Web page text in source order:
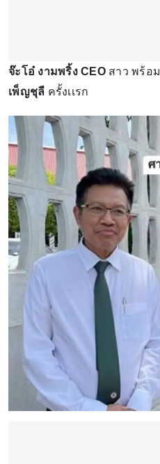
จ๊ะโอ๋ งามพริ้ง CEOสาว พร้อม
เพ็ญชุลี ครั้งเเรก